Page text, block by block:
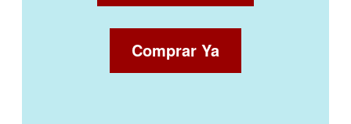
Comprar Ya